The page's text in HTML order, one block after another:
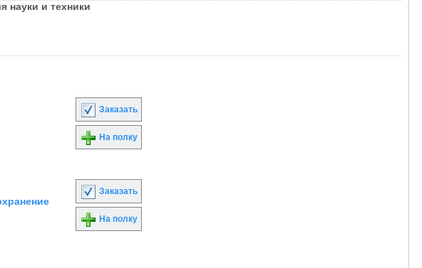
науки и техники
Заказать
На полку
Заказать
На полку